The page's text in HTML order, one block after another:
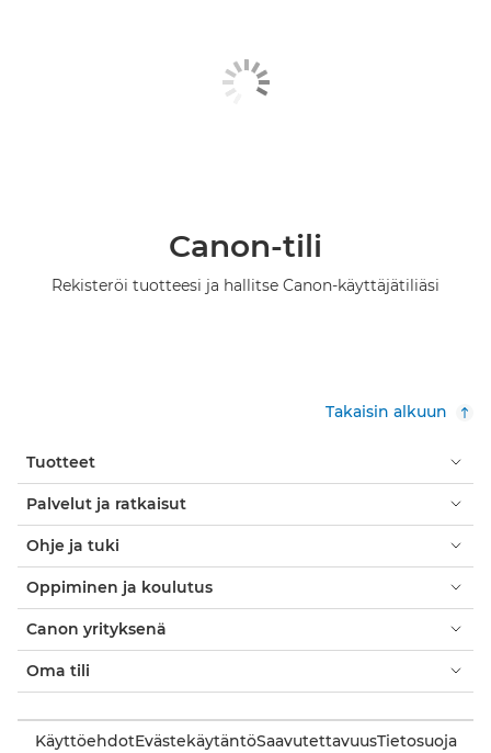
Canon-tili
Rekisteröi tuotteesi ja hallitse Canon-käyttäjätiliäsi
Takaisin alkuun
Tuotteet
Palvelut ja ratkaisut
Ohje ja tuki
Oppiminen ja koulutus
Canon yrityksenä
Oma tili
KäyttöehdotEvästekäytäntöSaavutettavuusTietosuoja